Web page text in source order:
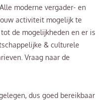
moderne vergader- en
activiteit mogelijk te
de mogelijkheden en er is
& culturele
Vraag naar de
dus goed bereikbaar